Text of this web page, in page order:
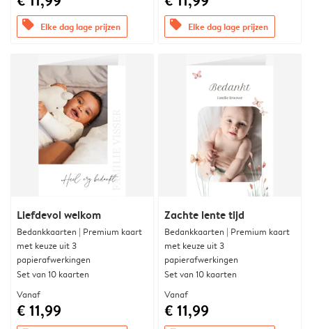
offers Elke dag lage prijzen offers Elke dag lage prijzen
Liefdevol welkom
Bedankkaarten | Premium kaart
met keuze uit 3
papierafwerkingen
Set van 10 kaarten
Vanaf
€ 11,99
Zachte lente tijd
Bedankkaarten | Premium kaart
met keuze uit 3
papierafwerkingen
Set van 10 kaarten
Vanaf
€ 11,99